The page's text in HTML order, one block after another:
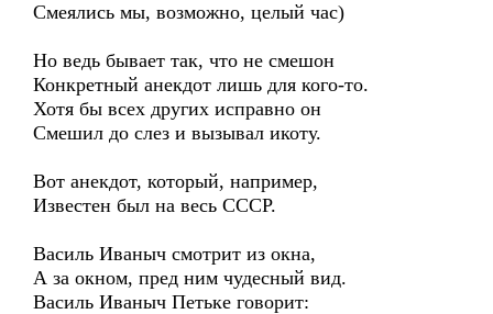
Смеялись мы, возможно, целый час)
Но ведь бывает так, что не смешон
Конкретный анекдот лишь для кого-то.
Хотя бы всех других исправно он
Смешил до слез и вызывал икоту.
Вот анекдот, который, например,
Известен был на весь СССР.
Василь Иваныч смотрит из окна,
А за окном, пред ним чудесный вид.
Василь Иваныч Петьке говорит: